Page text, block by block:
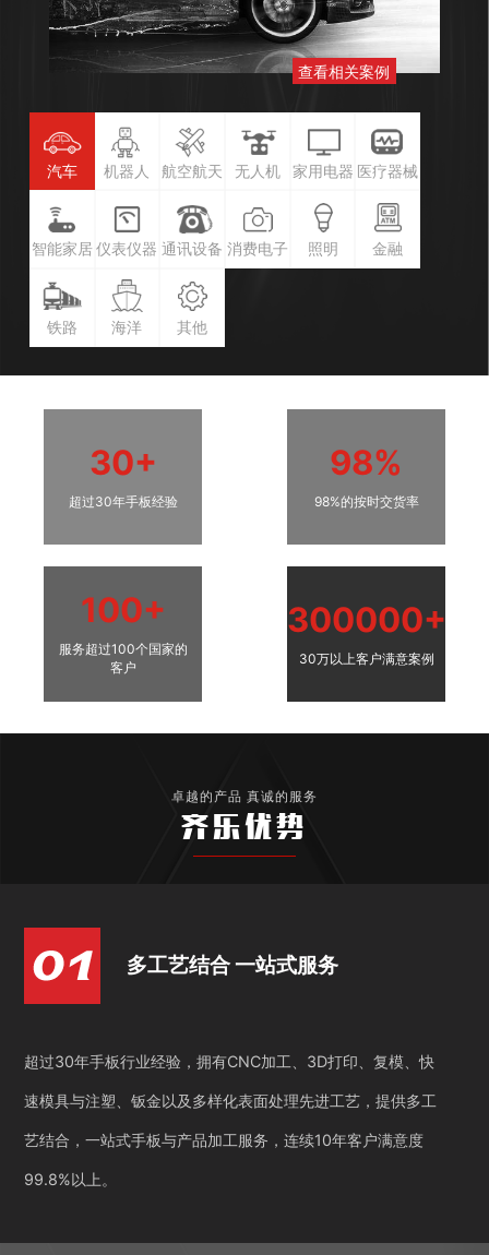
查看相关案例
汽车 机器人 航空航天 无人机 家用电器 医疗器械
智能家居 仪表仪器 通讯设备 消费电子 照明 金融
铁路 海洋 其他
30+
超过30年手板经验
98%
98%的按时交货率
100+
服务超过100个国家的
客户
300000+
30万以上客户满意案例
卓越的产品 真诚的服务
齐乐优势
多工艺结合 一站式服务
超过30年手板行业经验，拥有CNC加工、3D打印、复模、快
速模具与注塑、钣金以及多样化表面处理先进工艺，提供多工
艺结合，一站式手板与产品加工服务，连续10年客户满意度
99.8%以上。